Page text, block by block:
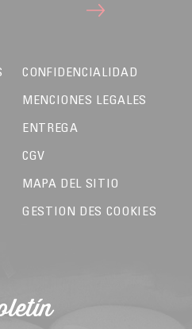
CONFIDENCIALIDAD
MENCIONES LEGALES
ENTREGA
CGV
MAPA DEL SITIO
GESTION DES COOKIES